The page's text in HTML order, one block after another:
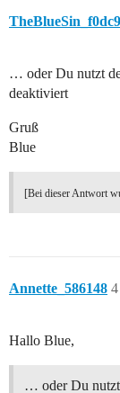
… oder Du nutzt
deaktiviert
Gruß
Blue
[Bei dieser Antwort
Annette_586148 4
Hallo Blue,
… oder Du